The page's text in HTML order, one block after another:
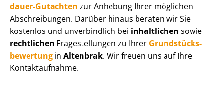
dau­er-Gutachten zur Anhebung Ihrer möglichen
Abschreibungen. Darüber hinaus beraten wir Sie
kostenlos und unverbindlich bei inhaltlichen sowie
rechtlichen Fragestellungen zu Ihrer Grund­stücks­
be­wer­tung in Altenbrak. Wir freuen uns auf Ihre
Kontaktaufnahme.